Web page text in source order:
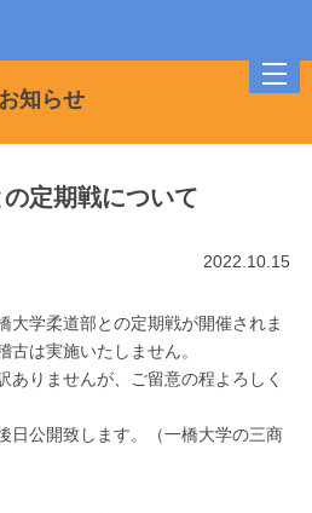
お知らせ
定期戦について
2022.10.15
大学柔道部との定期戦が開催されま
は実施いたしません。
ありませんが、ご留意の程よろしく
日公開致します。（一橋大学の三商